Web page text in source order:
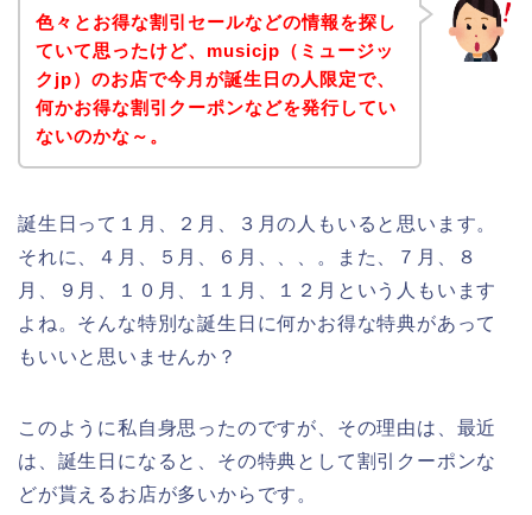
色々とお得な割引セールなどの情報を探し
ていて思ったけど、musicjp（ミュージッ
クjp）のお店で今月が誕生日の人限定で、
何かお得な割引クーポンなどを発行してい
ないのかな～。
誕生日って１月、２月、３月の人もいると思います。
それに、４月、５月、６月、、、。また、７月、８
月、９月、１０月、１１月、１２月という人もいます
よね。そんな特別な誕生日に何かお得な特典があって
もいいと思いませんか？
このように私自身思ったのですが、その理由は、最近
は、誕生日になると、その特典として割引クーポンな
どが貰えるお店が多いからです。